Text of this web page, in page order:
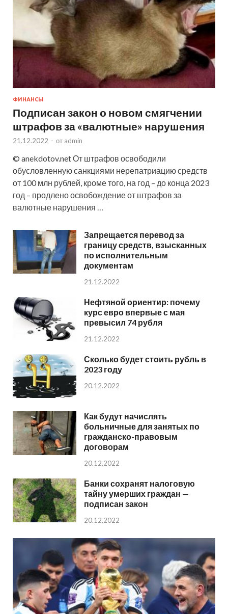
ФИНАНСЫ
Подписан закон о новом смягчении
штрафов за «валютные» нарушения
21.12.2022 - от admin
© anekdotov.net От штрафов освободили
обусловленную санкциями нерепатриацию средств
от 100 млн рублей, кроме того, на год – до конца 2023
год – продлено освобождение от штрафов за
валютные нарушения …
Запрещается перевод за
границу средств, взысканных
по исполнительным
документам
21.12.2022
Нефтяной ориентир: почему
курс евро впервые с мая
превысил 74 рубля
21.12.2022
Сколько будет стоить рубль в
2023 году
20.12.2022
Как будут начислять
больничные для занятых по
гражданско-правовым
договорам
20.12.2022
Банки сохранят налоговую
тайну умерших граждан —
подписан закон
20.12.2022